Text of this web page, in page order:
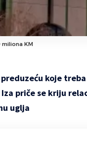
miliona KM
koje
priče se kriju
uglja